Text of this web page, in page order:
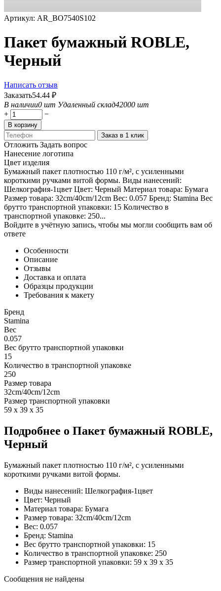
Артикул: AR_BO7540S102
Пакет бумажный ROBLE,
Черный
Написать отзыв
Заказать54.44 ₽
В наличии0 шт Удаленный склад42000 шт
+
−
В корзину
Заказ в 1 клик
Отложить Задать вопрос
Нанесение логотипа
Цвет изделия
Бумажный пакет плотностью 110 г/м², с усиленными
короткими ручками витой формы. Виды нанесений:
Шелкография-1цвет Цвет: Черный Материал товара: Бумага
Размер товара: 32cm/40cm/12cm Вес: 0.057 Бренд: Stamina Вес
брутто транспортной упаковки: 15 Количество в
транспортной упаковке: 250...
Войдите в учётную запись, чтобы мы могли сообщить вам об
ответе
Особенности
Описание
Отзывы
Доставка и оплата
Образцы продукции
Требования к макету
Бренд
Stamina
Вес
0.057
Вес брутто транспортной упаковки
15
Количество в транспортной упаковке
250
Размер товара
32cm/40cm/12cm
Размер транспортной упаковки
59 x 39 x 35
Подробнее о Пакет бумажный ROBLE,
Черный
Бумажный пакет плотностью 110 г/м², с усиленными
короткими ручками витой формы.
Виды нанесений: Шелкография-1цвет
Цвет: Черный
Материал товара: Бумага
Размер товара: 32cm/40cm/12cm
Вес: 0.057
Бренд: Stamina
Вес брутто транспортной упаковки: 15
Количество в транспортной упаковке: 250
Размер транспортной упаковки: 59 x 39 x 35
Сообщения не найдены